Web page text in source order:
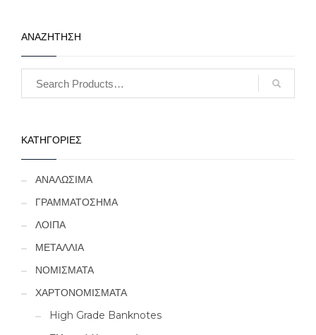
ΑΝΑΖΗΤΗΣΗ
ΚΑΤΗΓΟΡΙΕΣ
ΑΝΑΛΩΣΙΜΑ
ΓΡΑΜΜΑΤΟΣΗΜΑ
ΛΟΙΠΑ
ΜΕΤΑΛΛΙΑ
ΝΟΜΙΣΜΑΤΑ
ΧΑΡΤΟΝΟΜΙΣΜΑΤΑ
High Grade Banknotes